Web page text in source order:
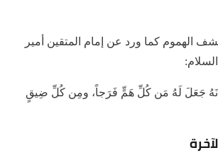
الهموم كما ورد عن إمام المتقين أمير
جَعَلَ لَهُ مَن كُلِّ هَمٍّ فَرَجاً، ومِن كُلِّ ضِيقٍ